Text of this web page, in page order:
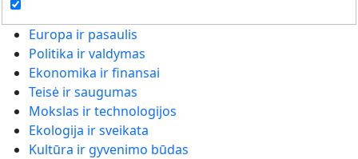
Europa ir pasaulis
Politika ir valdymas
Ekonomika ir finansai
Teisė ir saugumas
Mokslas ir technologijos
Ekologija ir sveikata
Kultūra ir gyvenimo būdas